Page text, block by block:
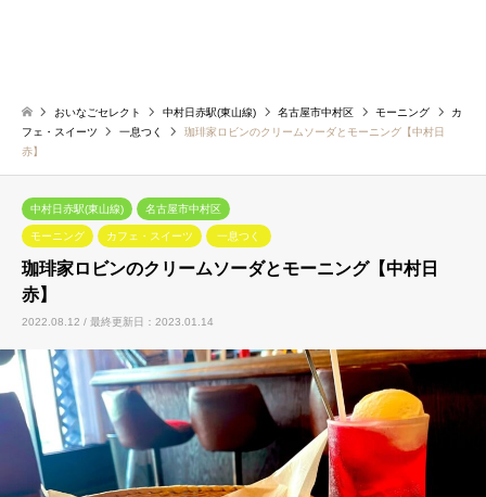
おいなごセレクト 中村日赤駅(東山線) 名古屋市中村区 モーニング
カ
フェ・スイーツ
一息つく
珈琲家ロビンのクリームソーダとモーニング【中村日
赤】
中村日赤駅(東山線) 名古屋市中村区
モーニング カフェ・スイーツ 一息つく
珈琲家ロビンのクリームソーダとモーニング【中村日
赤】
2022.08.12 / 最終更新日：2023.01.14